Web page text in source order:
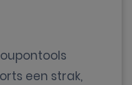
een strak,